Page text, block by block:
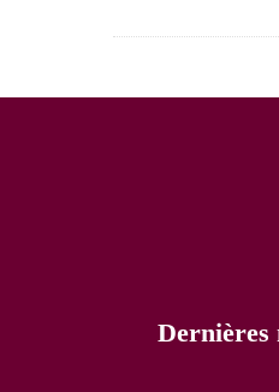
Dernières